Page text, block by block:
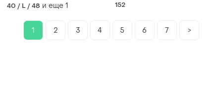
40 / L / 48 и еще 1 152
1 2 3 4 5 6 7 >